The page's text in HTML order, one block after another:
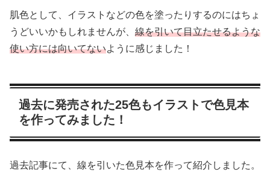
肌色として、イラストなどの色を塗ったりするのにはちょ
うどいいかもしれませんが、 線を引いて目立たせるような
使い方には向いてないように感じました！
過去に発売された25色もイラストで色見本
を作ってみました！
過去記事にて、線を引いた色見本を作って紹介しました。